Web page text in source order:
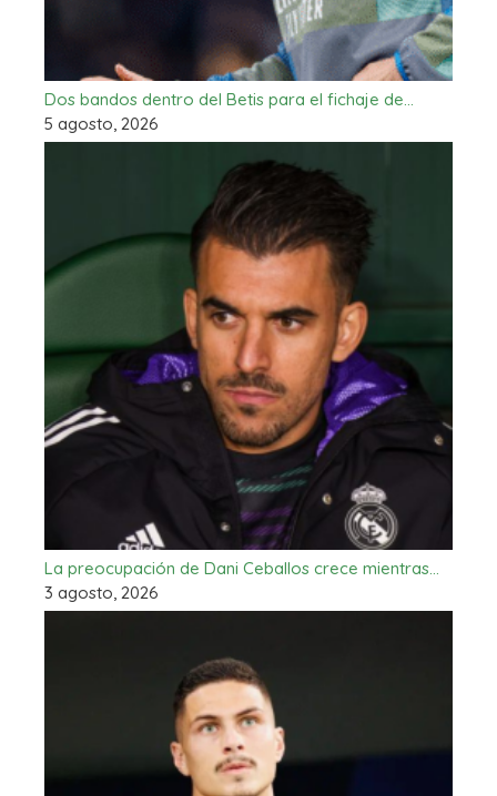
Dos bandos dentro del Betis para el fichaje de…
5 agosto, 2026
La preocupación de Dani Ceballos crece mientras…
3 agosto, 2026